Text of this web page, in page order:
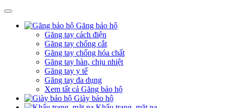
Găng bảo hộ
Găng tay cách điện
Găng tay chống cắt
Găng tay chống hóa chất
Găng tay hàn, chịu nhiệt
Găng tay y tế
Găng tay đa dụng
Xem tất cả Găng bảo hộ
Giày bảo hộ